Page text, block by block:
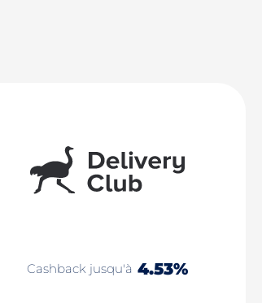
Cashback jusqu'à 4.53%